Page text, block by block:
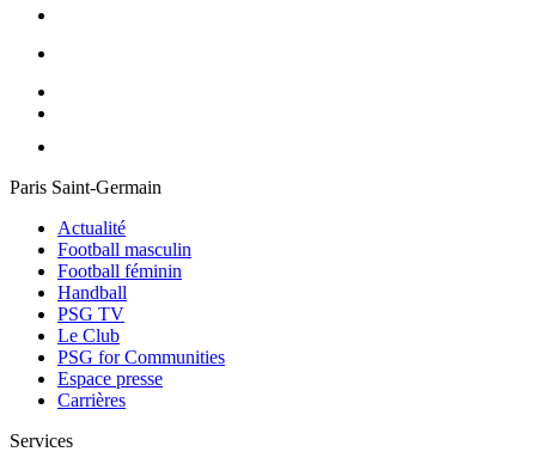
Paris Saint-Germain
Actualité
Football masculin
Football féminin
Handball
PSG TV
Le Club
PSG for Communities
Espace presse
Carrières
Services